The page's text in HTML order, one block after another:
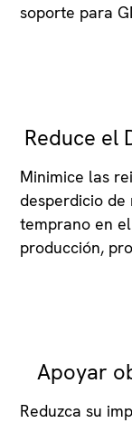
soporte para
Reduce el
Minimice las
desperdicio
temprano en
producción,
Apoyar
Reduzca su